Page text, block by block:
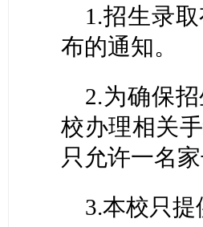
1.招生录
布的通知。
2.为确保
校办理相关
只允许一名家
3.本校只提